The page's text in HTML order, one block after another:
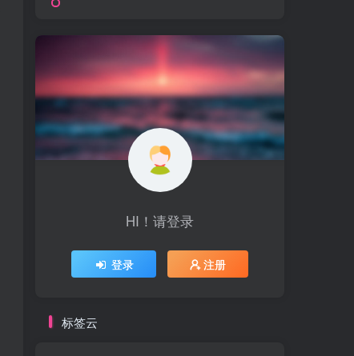
HI！请登录
登录 注册
标签云